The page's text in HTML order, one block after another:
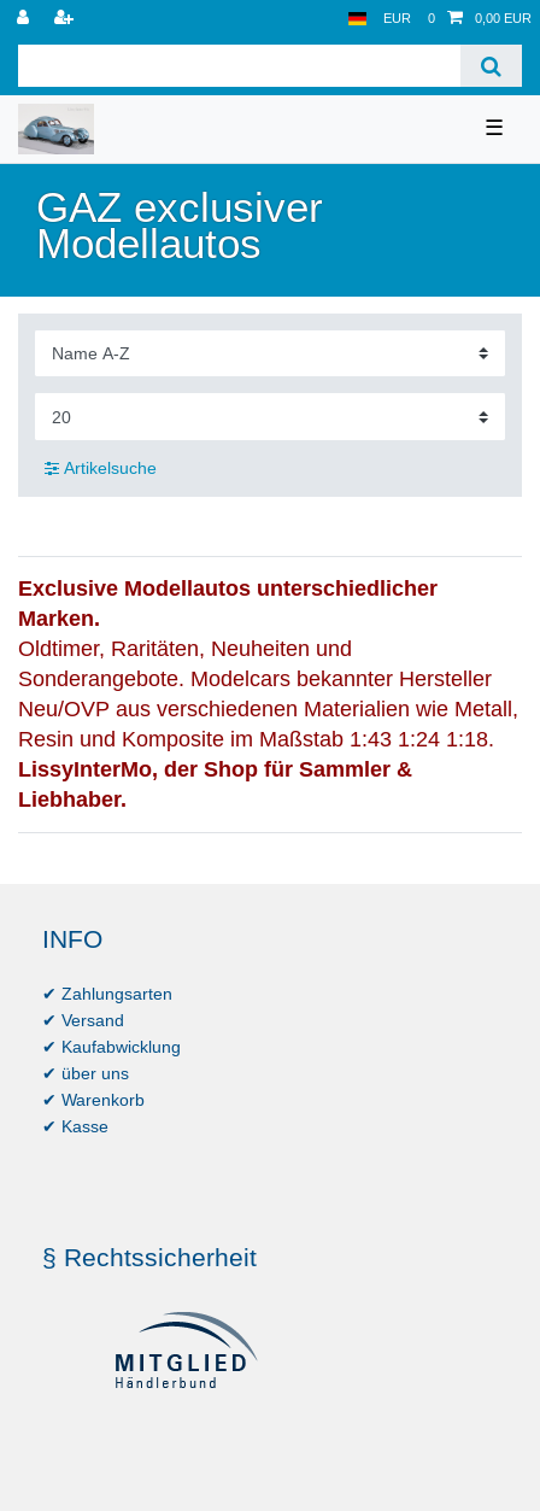
EUR 0 0,00 EUR
☰
GAZ exclusiver
Modellautos
Artikelsuche
Exclusive Modellautos unterschiedlicher
Marken.
Oldtimer, Raritäten, Neuheiten und
Sonderangebote. Modelcars bekannter Hersteller
Neu/OVP aus verschiedenen Materialien wie Metall,
Resin und Komposite im Maßstab 1:43 1:24 1:18.
LissyInterMo, der Shop für Sammler &
Liebhaber.
INFO
✔ Zahlungsarten
✔ Versand
✔ Kaufabwicklung
✔ über uns
✔ Warenkorb
✔ Kasse
§ Rechtssicherheit